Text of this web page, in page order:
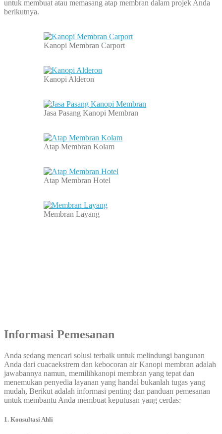
untuk membuat atau memasang atap membran dalam projek Anda
berikutnya.
Kanopi Membran Carport
Kanopi Alderon
Jasa Pasang Kanopi Membran
Atap Membran Kolam
Atap Membran Hotel
Membran Layang
Informasi Pemesanan
Anda sedang mencari solusi terbaik untuk melindungi bangunan
Anda dari cuacaekstrem dan kebocoran air Kanopi membran adalah
jawabannya namun, memilihkanopi membran yang tepat dan
menemukan penyedia layanan yang handal bukanlah tugas yang
mudah, Berikut adalah informasi penting dan panduan pemesanan
untuk membantu Anda membuat keputusan yang cerdas:
1. Konsultasi Ahli